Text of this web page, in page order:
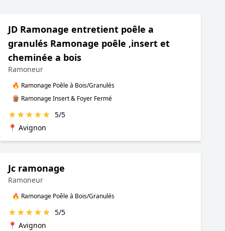
JD Ramonage entretient poêle a
granulés Ramonage poêle ,insert et
cheminée a bois
Ramoneur
🔥 Ramonage Poêle à Bois/Granulés
🪵 Ramonage Insert & Foyer Fermé
★★★★★ 5/5
📍 Avignon
Jc ramonage
Ramoneur
🔥 Ramonage Poêle à Bois/Granulés
★★★★★ 5/5
📍 Avignon